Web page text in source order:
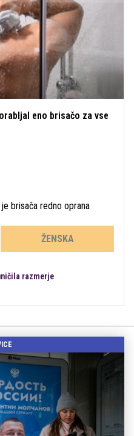
eno brisačo za vse
brisača redno oprana
ŽENSKA
razmerje